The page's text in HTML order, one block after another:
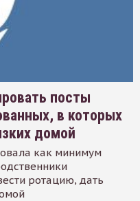
посты
в которых
домой
как минимум
ротацию, дать